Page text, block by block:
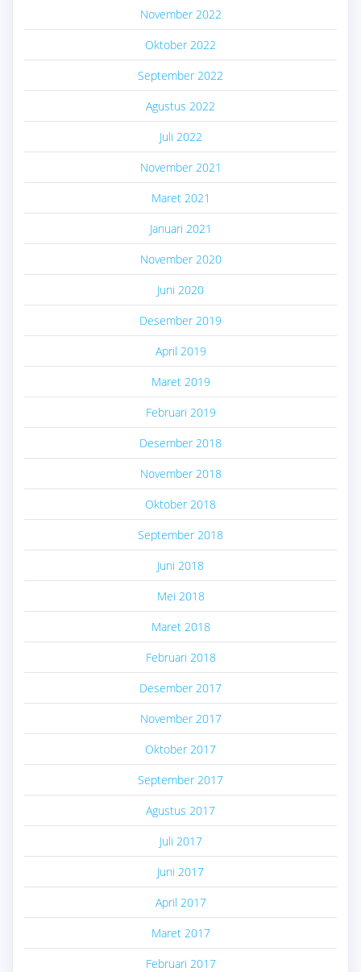
November 2022
Oktober 2022
September 2022
Agustus 2022
Juli 2022
November 2021
Maret 2021
Januari 2021
November 2020
Juni 2020
Desember 2019
April 2019
Maret 2019
Februari 2019
Desember 2018
November 2018
Oktober 2018
September 2018
Juni 2018
Mei 2018
Maret 2018
Februari 2018
Desember 2017
November 2017
Oktober 2017
September 2017
Agustus 2017
Juli 2017
Juni 2017
April 2017
Maret 2017
Februari 2017